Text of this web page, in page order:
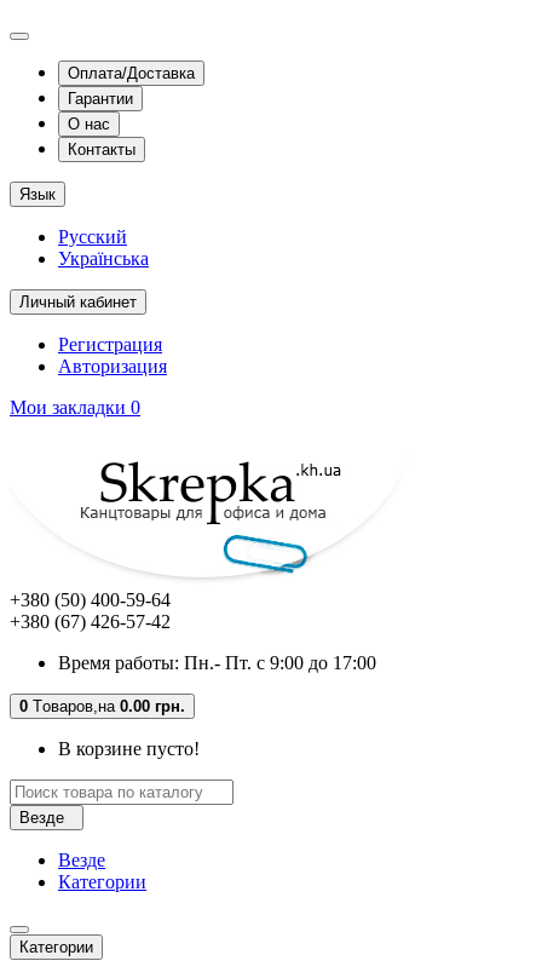
Оплата/Доставка
Гарантии
О нас
Контакты
Язык
Русский
Українська
Личный кабинет
Регистрация
Авторизация
Мои закладки 0
+380 (50) 400-59-64
+380 (67) 426-57-42
Время работы: Пн.- Пт. с 9:00 до 17:00
0 Tоваров,на 0.00 грн.
В корзине пусто!
Везде
Везде
Категории
Категории